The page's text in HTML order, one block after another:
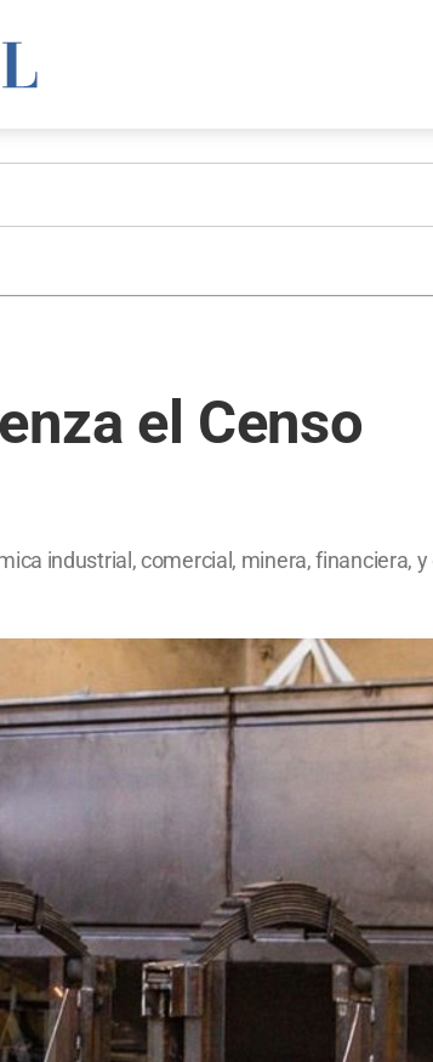
el Censo
industrial, comercial, minera, financiera,